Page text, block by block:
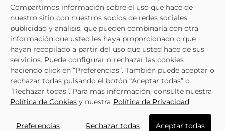
SKYDIVA
Sandalias Con Tacón SKYDIVA
Monisima En Marrón Chocolate
35,95 € 39,95 €
SKYDIVA
Sandalias De Tacón Elegantes
SKYDIVA Brunch Negras
29,95 € 34,95 €
Compartimos información sobre el uso que hace de
nuestro sitio con nuestros socios de redes sociales,
publicidad y análisis, que pueden combinarla con otra
información que usted les haya proporcionado o que
hayan recopilado a partir del uso que usted hace de sus
servicios. Puede configurar o rechazar las cookies
haciendo click en “Preferencias”. También puede aceptar o
rechazar todas pulsando el botón “Aceptar todas” o
“Rechazar todas”. Para más información, consulte nuestra
Política de Cookies y nuestra Política de Privacidad.
Preferencias Rechazar todas Aceptar todas